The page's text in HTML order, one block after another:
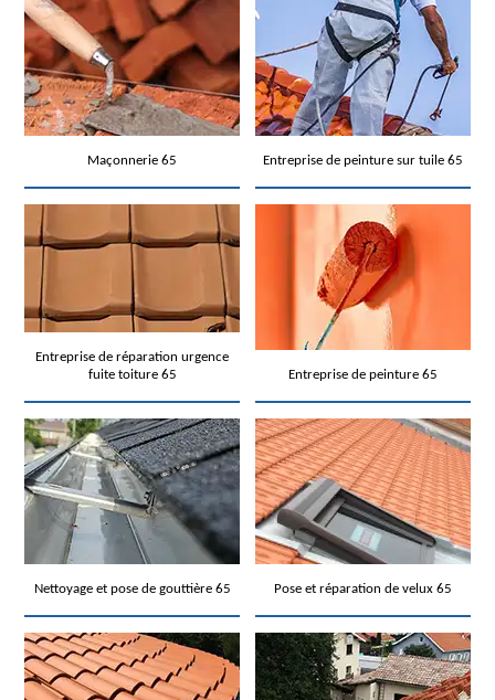
Maçonnerie 65 Entreprise de peinture sur tuile 65
Entreprise de réparation urgence
fuite toiture 65
Entreprise de peinture 65
Nettoyage et pose de gouttière 65 Pose et réparation de velux 65